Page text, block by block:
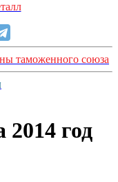
таможенного союза
год